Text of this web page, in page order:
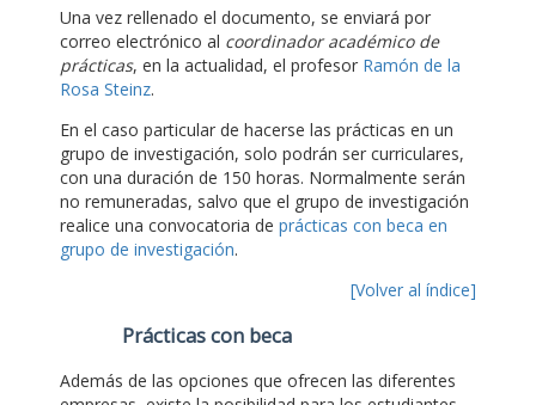
Una vez rellenado el documento, se enviará por
correo electrónico al coordinador académico de
prácticas, en la actualidad, el profesor Ramón de la
Rosa Steinz.
En el caso particular de hacerse las prácticas en un
grupo de investigación, solo podrán ser curriculares,
con una duración de 150 horas. Normalmente serán
no remuneradas, salvo que el grupo de investigación
realice una convocatoria de prácticas con beca en
grupo de investigación.
[Volver al índice]
Prácticas con beca
Además de las opciones que ofrecen las diferentes